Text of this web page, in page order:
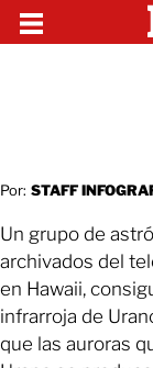
Por: STAFF
Un grupo de
archivados del
en Hawaii,
infrarroja de
que las auroras